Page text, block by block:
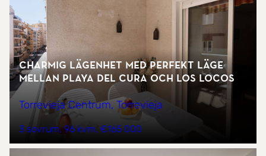
Charmig lägenhet med perfekt läge
mellan Playa del Cura och Los Locos
Torrevieja Centrum, Torrevieja
3 sovrum 96 kvm €165 000